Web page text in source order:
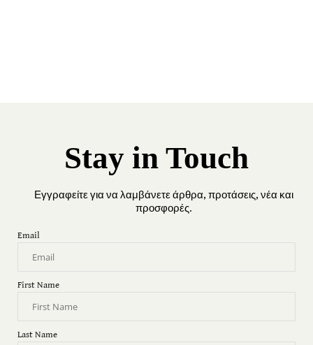
Stay in Touch
Εγγραφείτε για να λαμβάνετε άρθρα, προτάσεις, νέα και
προσφορές.
Email
First Name
Last Name